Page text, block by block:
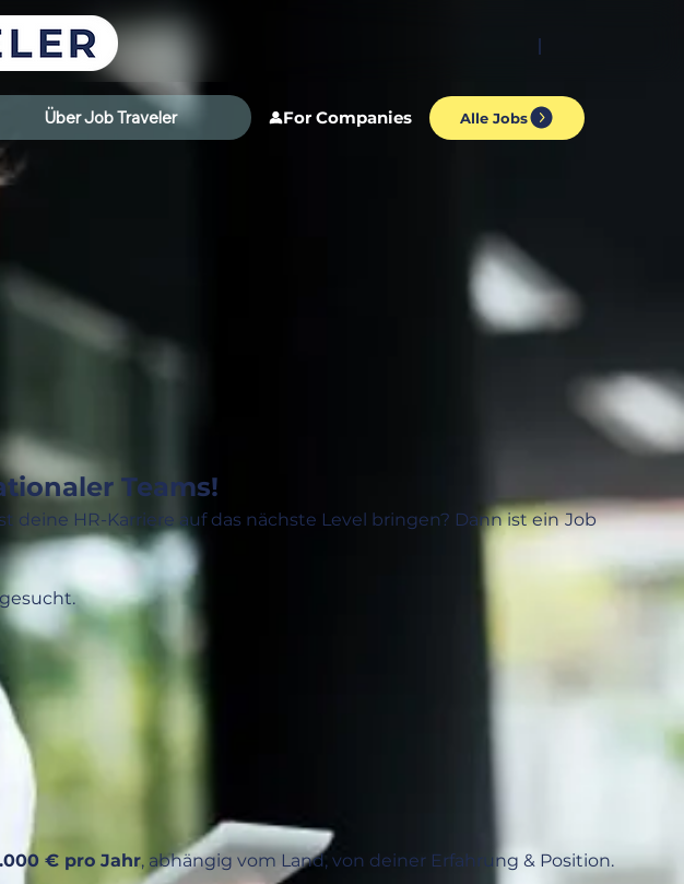
Über Job Traveler For Companies Alle Jobs
Teams!
HR-Karriere auf das nächste Level bringen? Dann ist ein Job
€ pro Jahr, abhängig vom Land, von deiner Erfahrung & Position.